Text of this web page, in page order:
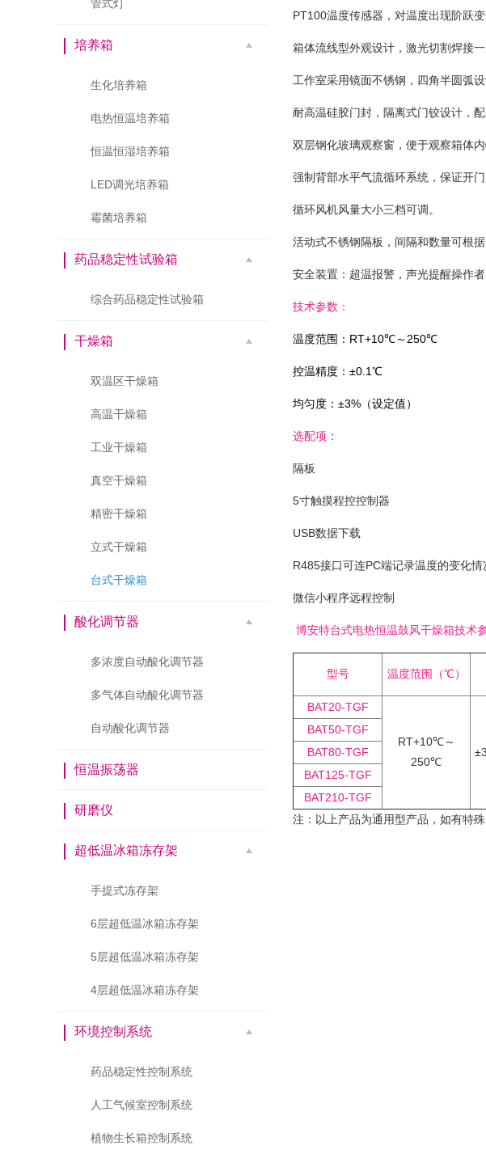
管式灯
培养箱
生化培养箱
电热恒温培养箱
恒温恒湿培养箱
LED调光培养箱
霉菌培养箱
药品稳定性试验箱
综合药品稳定性试验箱
干燥箱
双温区干燥箱
高温干燥箱
工业干燥箱
真空干燥箱
精密干燥箱
立式干燥箱
台式干燥箱
酸化调节器
多浓度自动酸化调节器
多气体自动酸化调节器
自动酸化调节器
恒温振荡器
研磨仪
超低温冰箱冻存架
手提式冻存架
6层超低温冰箱冻存架
5层超低温冰箱冻存架
4层超低温冰箱冻存架
环境控制系统
药品稳定性控制系统
人工气候室控制系统
植物生长箱控制系统
PT100温度传感器，对温度出现阶跃
箱体流线型外观设计，激光切割焊接
工作室采用镜面不锈钢，四角半圆弧设
耐高温硅胶门封，隔离式门铰设计，
双层钢化玻璃观察窗，便于观察箱体内
强制背部水平气流循环系统，保证开
循环风机风量大小三档可调。
活动式不锈钢隔板，间隔和数量可根
安全装置：超温报警，声光提醒操作者
技术参数：
温度范围：RT+10℃～250℃
控温精度：±0.1℃
均匀度：±3%（设定值）
选配项：
隔板
5寸触摸程控控制器
USB数据下载
R485接口可连PC端记录温度的变化情
微信小程序远程控制
博安特台式电热恒温鼓风干燥箱技术
型号 温度范围（℃）
BAT20-TGF
RT+10℃～
250℃
BAT50-TGF
BAT80-TGF
BAT125-TGF
BAT210-TGF
注：以上产品为通用型产品，如有特殊